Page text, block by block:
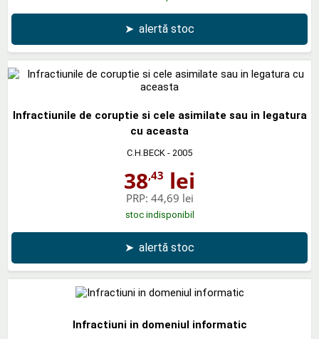
➤ alertă stoc
Infractiunile de coruptie si cele asimilate sau in legatura
cu aceasta
C.H.BECK - 2005
38,43 lei
PRP: 44,69 lei
stoc indisponibil
➤ alertă stoc
Infractiuni in domeniul informatic